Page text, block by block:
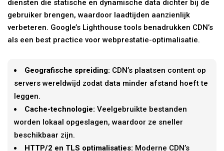
diensten die statische en dynamische data dichter bij de
gebruiker brengen, waardoor laadtijden aanzienlijk
verbeteren. Google’s Lighthouse tools benadrukken CDN’s
als een best practice voor webprestatie-optimalisatie.
Geografische spreiding: CDN’s plaatsen content op
servers wereldwijd zodat data minder afstand hoeft te
leggen.
Cache-technologie: Veelgebruikte bestanden
worden lokaal opgeslagen, waardoor ze sneller
beschikbaar zijn.
HTTP/2 en TLS optimalisaties: Moderne CDN’s